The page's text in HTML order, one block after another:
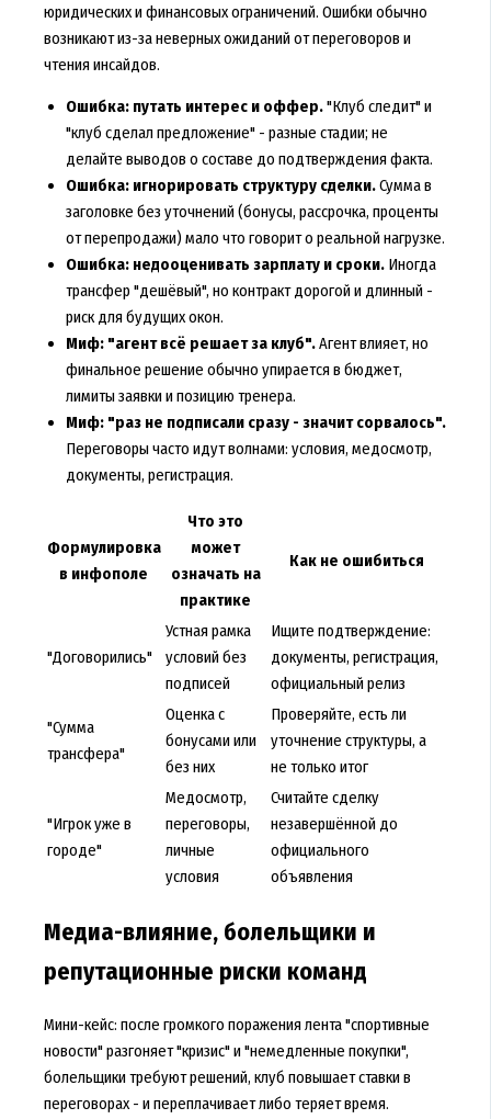
юридических и финансовых ограничений. Ошибки обычно
возникают из-за неверных ожиданий от переговоров и
чтения инсайдов.
Ошибка: путать интерес и оффер."Клуб следит" и
"клуб сделал предложение" - разные стадии; не
делайте выводов о составе до подтверждения факта.
Ошибка: игнорировать структуру сделки.Сумма в
заголовке без уточнений (бонусы, рассрочка, проценты
от перепродажи) мало что говорит о реальной нагрузке.
Ошибка: недооценивать зарплату и сроки.Иногда
трансфер "дешёвый", но контракт дорогой и длинный -
риск для будущих окон.
Миф: "агент всё решает за клуб".Агент влияет, но
финальное решение обычно упирается в бюджет,
лимиты заявки и позицию тренера.
Миф: "раз не подписали сразу - значит сорвалось".
Переговоры часто идут волнами: условия, медосмотр,
документы, регистрация.
Формулировка
в инфополе
Что это
может
означать на
практике
Как не ошибиться
"Договорились"
Устная рамка
условий без
подписей
Ищите подтверждение:
документы, регистрация,
официальный релиз
"Сумма
трансфера"
Оценка с
бонусами или
без них
Проверяйте, есть ли
уточнение структуры, а
не только итог
"Игрок уже в
городе"
Медосмотр,
переговоры,
личные
условия
Считайте сделку
незавершённой до
официального
объявления
Медиа-влияние, болельщики и
репутационные риски команд
Мини-кейс: после громкого поражения лента "спортивные
новости" разгоняет "кризис" и "немедленные покупки",
болельщики требуют решений, клуб повышает ставки в
переговорах - и переплачивает либо теряет время.